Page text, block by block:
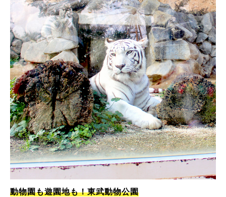
動物園も遊園地も！東武動物公園